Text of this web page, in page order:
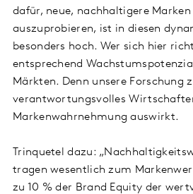
dafür, neue, nachhaltigere
auszuprobieren, ist in diesen
besonders hoch. Wer sich hier
entsprechend
Märkten. Denn unsere Forschung
verantwortungsvolles
Markenwahrnehmung auswirkt.
Trinquetel dazu:
tragen wesentlich zum
zu 10 % der Brand Equity der